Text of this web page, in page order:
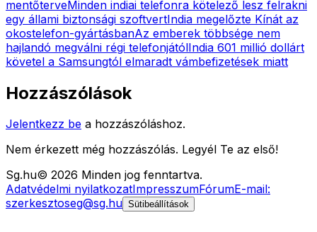
mentőterveMinden indiai telefonra kötelező lesz felrakni
egy állami biztonsági szoftvertIndia megelőzte Kínát az
okostelefon-gyártásbanAz emberek többsége nem
hajlandó megválni régi telefonjátólIndia 601 millió dollárt
követel a Samsungtól elmaradt vámbefizetések miatt
Hozzászólások
Jelentkezz be a hozzászóláshoz.
Nem érkezett még hozzászólás. Legyél Te az első!
Sg.hu© 2026 Minden jog fenntartva.
Adatvédelmi nyilatkozatImpresszumFórumE-mail:
szerkesztoseg@sg.hu Sütibeállítások